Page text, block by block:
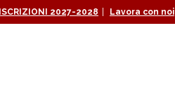
2027-2028 Lavora con noi